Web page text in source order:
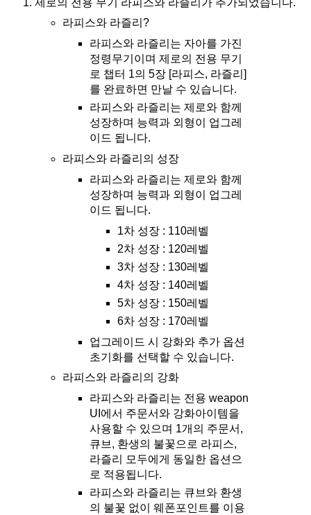
제로의 전용 무기 라피스와 라즐리가 추가되었습니다.
라피스와 라즐리?
라피스와 라즐리는 자아를 가진
정령무기이며 제로의 전용 무기
로 챕터 1의 5장 [라피스, 라즐리]
를 완료하면 만날 수 있습니다.
라피스와 라즐리는 제로와 함께
성장하며 능력과 외형이 업그레
이드 됩니다.
라피스와 라즐리의 성장
라피스와 라즐리는 제로와 함께
성장하며 능력과 외형이 업그레
이드 됩니다.
1차 성장 : 110레벨
2차 성장 : 120레벨
3차 성장 : 130레벨
4차 성장 : 140레벨
5차 성장 : 150레벨
6차 성장 : 170레벨
업그레이드 시 강화와 추가 옵션
초기화를 선택할 수 있습니다.
라피스와 라즐리의 강화
라피스와 라즐리는 전용 weapon
UI에서 주문서와 강화아이템을
사용할 수 있으며 1개의 주문서,
큐브, 환생의 불꽃으로 라피스,
라즐리 모두에게 동일한 옵션으
로 적용됩니다.
라피스와 라즐리는 큐브와 환생
의 불꽃 없이 웨폰포인트를 이용